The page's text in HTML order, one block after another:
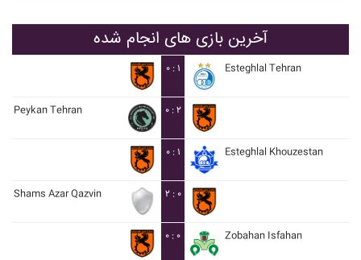
آخرین بازی های انجام شده
۰ : ۱ Esteghlal Tehran
Peykan Tehran ۰ : ۲
۰ : ۱ Esteghlal Khouzestan
Shams Azar Qazvin ۲ : ۰
۰ : ۰ Zobahan Isfahan